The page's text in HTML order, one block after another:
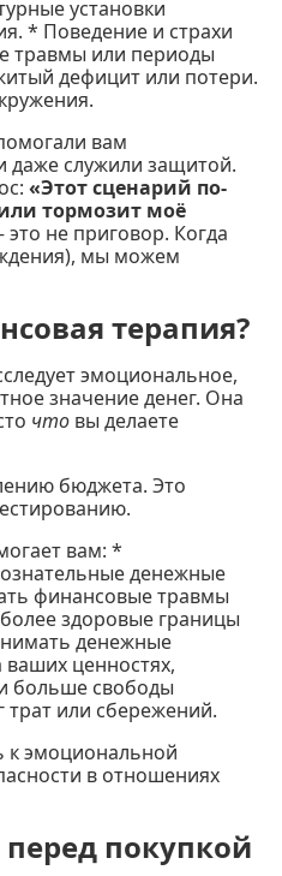
установки
* Поведение и страхи
травмы или периоды
дефицит или потери.
вам
даже служили защитой.
«Этот сценарий по-
тормозит моё
не приговор. Когда
мы можем
терапия?
эмоциональное,
значение денег. Она
что вы делаете
бюджета. Это
вам: *
денежные
финансовые травмы
здоровые границы
денежные
ценностях,
больше свободы
трат или сбережений.
к эмоциональной
в отношениях
перед покупкой